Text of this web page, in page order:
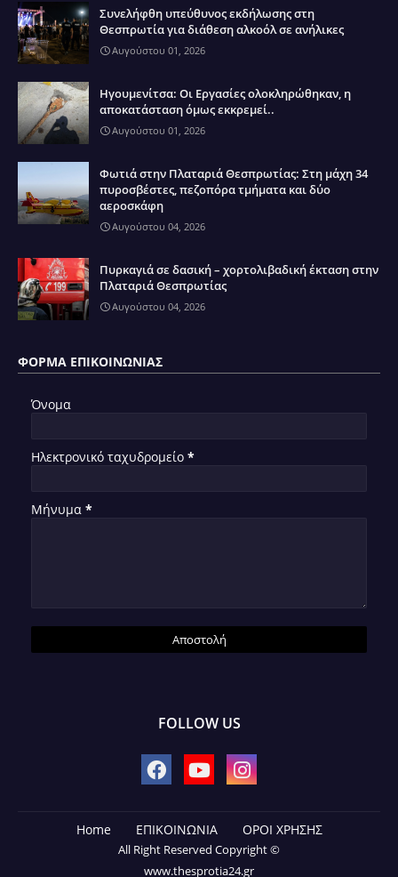
Συνελήφθη υπεύθυνος εκδήλωσης στη
Θεσπρωτία για διάθεση αλκοόλ σε ανήλικες
Αυγούστου 01, 2026
Ηγουμενίτσα: Οι Εργασίες ολοκληρώθηκαν, η
αποκατάσταση όμως εκκρεμεί..
Αυγούστου 01, 2026
Φωτιά στην Πλαταριά Θεσπρωτίας: Στη μάχη 34
πυροσβέστες, πεζοπόρα τμήματα και δύο
αεροσκάφη
Αυγούστου 04, 2026
Πυρκαγιά σε δασική – χορτολιβαδική έκταση στην
Πλαταριά Θεσπρωτίας
Αυγούστου 04, 2026
ΦΌΡΜΑ ΕΠΙΚΟΙΝΩΝΊΑΣ
Όνομα
Ηλεκτρονικό ταχυδρομείο *
Μήνυμα *
FOLLOW US
Home ΕΠΙΚΟΙΝΩΝΙΑ ΟΡΟΙ ΧΡΗΣΗΣ
All Right Reserved Copyright ©
www.thesprotia24.gr